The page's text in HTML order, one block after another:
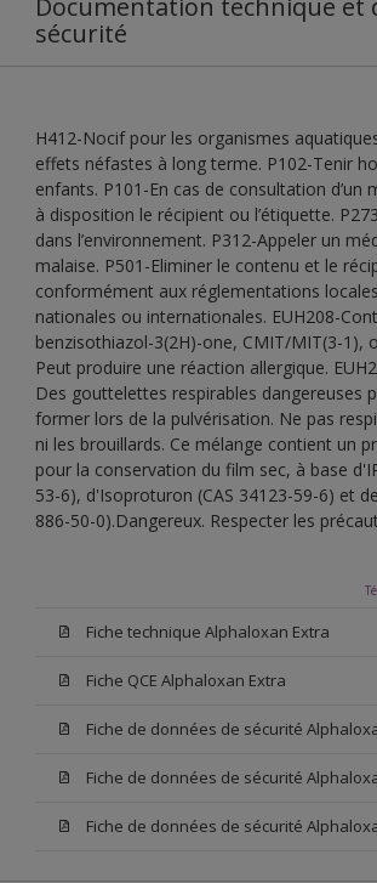
sécurité
H412-Nocif pour les organismes
effets néfastes à long terme. P102-Tenir
enfants. P101-En cas de consultation d’un
à disposition le récipient ou l’étiquette.
dans l’environnement. P312-Appeler un
malaise. P501-Eliminer le contenu et le
conformément aux réglementations
nationales ou internationales. EUH208-
benzisothiazol-3(2H)-one, CMIT/MIT(3-1),
Peut produire une réaction allergique.
Des gouttelettes respirables dangereuses
former lors de la pulvérisation. Ne pas
ni les brouillards. Ce mélange contient un
pour la conservation du film sec, à base
53-6), d'Isoproturon (CAS 34123-59-6) et
886-50-0).Dangereux. Respecter les
Fiche technique Alphaloxan Extra
Fiche QCE Alphaloxan Extra